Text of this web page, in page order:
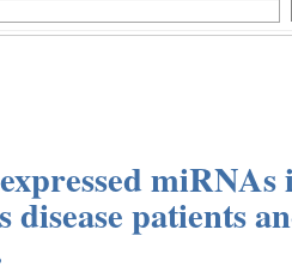
patients